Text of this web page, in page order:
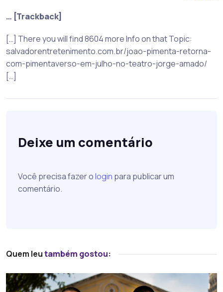
… [Trackback]
[…] There you will find 8604 more Info on that Topic:
salvadorentretenimento.com.br/joao-pimenta-retorna-
com-pimentaverso-em-julho-no-teatro-jorge-amado/
[…]
Deixe um comentário
Você precisa fazer ologin para publicar um
comentário.
Quem leutambém gostou: